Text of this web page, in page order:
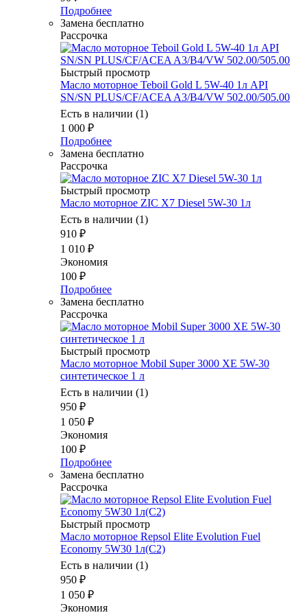
Подробнее
Замена бесплатно
Рассрочка
Быстрый просмотр
Масло мотоpное Teboil Gold L 5W-40 1л API
SN/SN PLUS/CF/ACEA A3/B4/VW 502.00/505.00
Есть в наличии (1)
1 000 ₽
Подробнее
Замена бесплатно
Рассрочка
Быстрый просмотр
Масло моторное ZIC X7 Diesel 5W-30 1л
Есть в наличии (1)
910 ₽
1 010 ₽
Экономия
100 ₽
Подробнее
Замена бесплатно
Рассрочка
Быстрый просмотр
Масло моторное Mobil Super 3000 XE 5W-30
синтетическое 1 л
Есть в наличии (1)
950 ₽
1 050 ₽
Экономия
100 ₽
Подробнее
Замена бесплатно
Рассрочка
Быстрый просмотр
Масло моторное Repsol Elite Evolution Fuel
Economy 5W30 1л(C2)
Есть в наличии (1)
950 ₽
1 050 ₽
Экономия